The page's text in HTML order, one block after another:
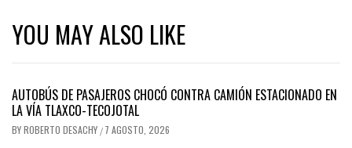
YOU MAY ALSO LIKE
AUTOBÚS DE PASAJEROS CHOCÓ CONTRA CAMIÓN ESTACIONADO EN
LA VÍA TLAXCO-TECOJOTAL
BYROBERTO DESACHY / 7 AGOSTO, 2026